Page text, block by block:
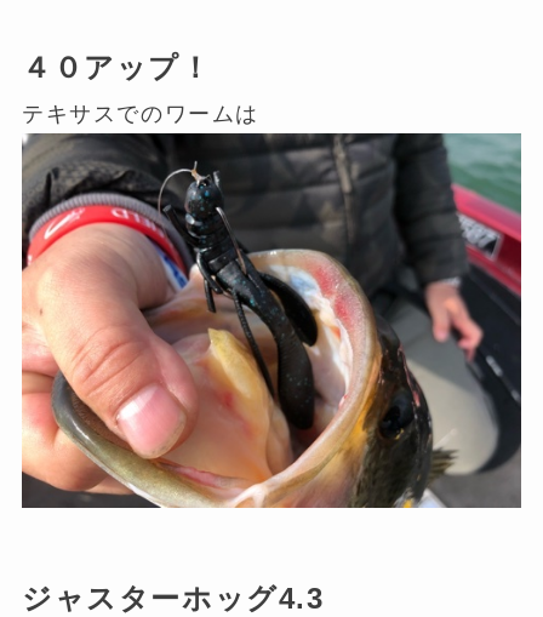
４０アップ！
テキサスでのワームは
ジャスターホッグ4.3